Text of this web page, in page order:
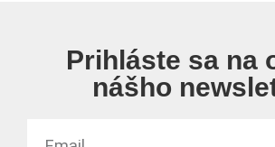
Prihláste sa na
nášho